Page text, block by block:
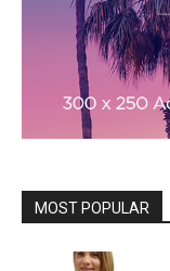
MOST POPULAR